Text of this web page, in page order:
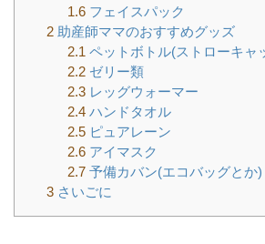
1.6フェイスパック
2 助産師ママのおすすめグッズ
2.1 ペットボトル(ストローキャ
2.2ゼリー類
2.3レッグウォーマー
2.4ハンドタオル
2.5ピュアレーン
2.6アイマスク
2.7予備カバン(エコバッグとか)
3 さいごに